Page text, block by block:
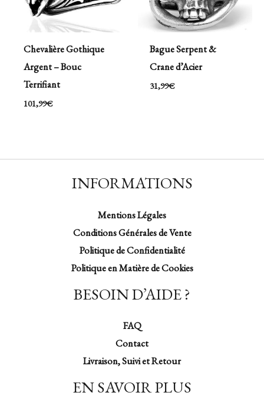
Chevalière Gothique
Argent – Bouc
Terrifiant
101,99€
Bague Serpent &
Crane d’Acier
31,99€
INFORMATIONS
Mentions Légales
Conditions Générales de Vente
Politique de Confidentialité
Politique en Matière de Cookies
BESOIN D’AIDE ?
FAQ
Contact
Livraison, Suivi et Retour
EN SAVOIR PLUS